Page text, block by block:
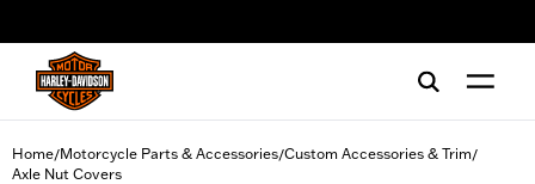
Home/Motorcycle Parts & Accessories/Custom Accessories & Trim/
Axle Nut Covers